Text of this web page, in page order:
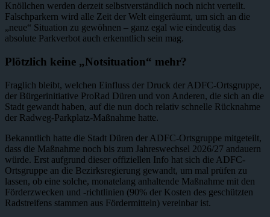
Knöllchen werden derzeit selbstverständlich noch nicht verteilt.
Falschparkern wird alle Zeit der Welt eingeräumt, um sich an die
„neue“ Situation zu gewöhnen – ganz egal wie eindeutig das
absolute Parkverbot auch erkenntlich sein mag.
Plötzlich keine „Notsituation“ mehr?
Fraglich bleibt, welchen Einfluss der Druck der ADFC-Ortsgruppe,
der Bürgerinitiative ProRad Düren und von Anderen, die sich an die
Stadt gewandt haben, auf die nun doch relativ schnelle Rücknahme
der Radweg-Parkplatz-Maßnahme hatte.
Bekanntlich hatte die Stadt Düren der ADFC-Ortsgruppe mitgeteilt,
dass die Maßnahme noch bis zum Jahreswechsel 2026/27 andauern
würde. Erst aufgrund dieser offiziellen Info hat sich die ADFC-
Ortsgruppe an die Bezirksregierung gewandt, um mal prüfen zu
lassen, ob eine solche, monatelang anhaltende Maßnahme mit den
Förderzwecken und -richtlinien (90% der Kosten des geschützten
Radstreifens stammen aus Fördermitteln) vereinbar ist.